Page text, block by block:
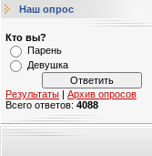
Наш опрос
Кто вы?
Парень
Девушка
Результаты | Архив опросов
Всего ответов: 4088